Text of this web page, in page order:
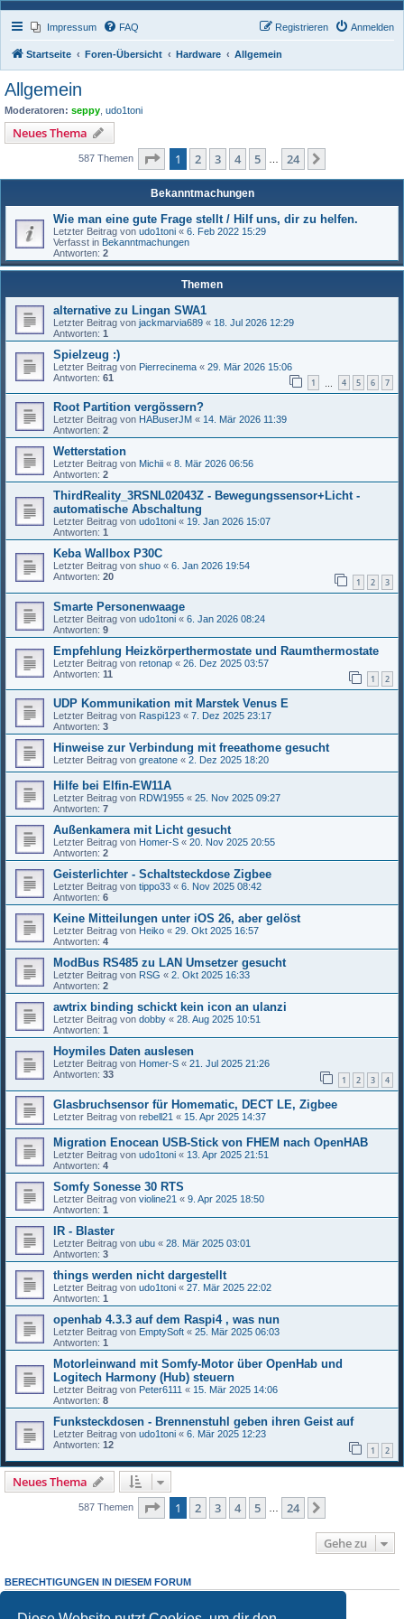
Impressum FAQ Anmelden
Registrieren
Startseite Foren-Übersicht Hardware Allgemein
Allgemein
Moderatoren: seppy udo1toni
Neues Thema
587 Themen Seite 1von 24
1 2 3 4 5 24
Bekanntmachungen
Wie man eine gute Frage stellt / Hilf uns, dir zu helfen.
Letzter Beitrag von udo1toni « 6. Feb 2022 15:29
Verfasst in Bekanntmachungen
Antworten: 2
Themen
alternative zu Lingan SWA1
Letzter Beitrag von jackmarvia689 « 18. Jul 2026 12:29
Antworten: 1
Spielzeug :)
Letzter Beitrag von Pierrecinema « 29. Mär 2026 15:06
Antworten: 61 1 4 5 6 7
Root Partition vergössern?
Letzter Beitrag von HABuserJM « 14. Mär 2026 11:39
Antworten: 2
Wetterstation
Letzter Beitrag von Michii « 8. Mär 2026 06:56
Antworten: 2
ThirdReality_3RSNL02043Z - Bewegungssensor+Licht -
automatische Abschaltung
Letzter Beitrag von udo1toni « 19. Jan 2026 15:07
Antworten: 1
Keba Wallbox P30C
Letzter Beitrag von shuo « 6. Jan 2026 19:54
Antworten: 20 1 2 3
Smarte Personenwaage
Letzter Beitrag von udo1toni « 6. Jan 2026 08:24
Antworten: 9
Empfehlung Heizkörperthermostate und Raumthermostate
Letzter Beitrag von retonap « 26. Dez 2025 03:57
Antworten: 11 1 2
UDP Kommunikation mit Marstek Venus E
Letzter Beitrag von Raspi123 « 7. Dez 2025 23:17
Antworten: 3
Hinweise zur Verbindung mit freeathome gesucht
Letzter Beitrag von greatone « 2. Dez 2025 18:20
Hilfe bei Elfin-EW11A
Letzter Beitrag von RDW1955 « 25. Nov 2025 09:27
Antworten: 7
Außenkamera mit Licht gesucht
Letzter Beitrag von Homer-S « 20. Nov 2025 20:55
Antworten: 2
Geisterlichter - Schaltsteckdose Zigbee
Letzter Beitrag von tippo33 « 6. Nov 2025 08:42
Antworten: 6
Keine Mitteilungen unter iOS 26, aber gelöst
Letzter Beitrag von Heiko « 29. Okt 2025 16:57
Antworten: 4
ModBus RS485 zu LAN Umsetzer gesucht
Letzter Beitrag von RSG « 2. Okt 2025 16:33
Antworten: 2
awtrix binding schickt kein icon an ulanzi
Letzter Beitrag von dobby « 28. Aug 2025 10:51
Antworten: 1
Hoymiles Daten auslesen
Letzter Beitrag von Homer-S « 21. Jul 2025 21:26
Antworten: 33 1 2 3 4
Glasbruchsensor für Homematic, DECT LE, Zigbee
Letzter Beitrag von rebell21 « 15. Apr 2025 14:37
Migration Enocean USB-Stick von FHEM nach OpenHAB
Letzter Beitrag von udo1toni « 13. Apr 2025 21:51
Antworten: 4
Somfy Sonesse 30 RTS
Letzter Beitrag von violine21 « 9. Apr 2025 18:50
Antworten: 1
IR - Blaster
Letzter Beitrag von ubu « 28. Mär 2025 03:01
Antworten: 3
things werden nicht dargestellt
Letzter Beitrag von udo1toni « 27. Mär 2025 22:02
Antworten: 1
openhab 4.3.3 auf dem Raspi4 , was nun
Letzter Beitrag von EmptySoft « 25. Mär 2025 06:03
Antworten: 1
Motorleinwand mit Somfy-Motor über OpenHab und
Logitech Harmony (Hub) steuern
Letzter Beitrag von Peter6111 « 15. Mär 2025 14:06
Antworten: 8
Funksteckdosen - Brennenstuhl geben ihren Geist auf
Letzter Beitrag von udo1toni « 6. Mär 2025 12:23
Antworten: 12 1 2
Neues Thema
587 Themen Seite 1von 24
1 2 3 4 5 24
Gehe zu
BERECHTIGUNGEN IN DIESEM FORUM
Du darfst
keine Antworten zu Themen in diesem Forum erstellen.